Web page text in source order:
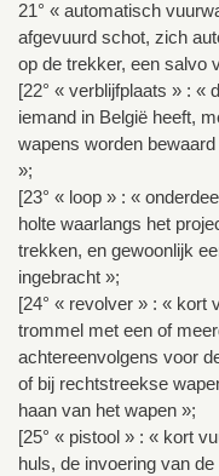
21° « automatisch
afgevuurd schot, zich
op de trekker, een salvo
[22° « verblijfplaats » : «
iemand in België heeft,
wapens worden
»;
[23° « loop » : «
holte waarlangs het
trekken, en gewoonlijk
ingebracht »;
[24° « revolver » : « kort
trommel met een of
achtereenvolgens voor
of bij rechtstreekse
haan van het wapen »;
[25° « pistool » : « kort
huls, de invoering van